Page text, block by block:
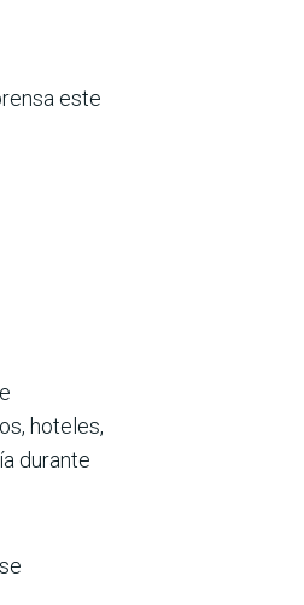
este
hoteles,
durante